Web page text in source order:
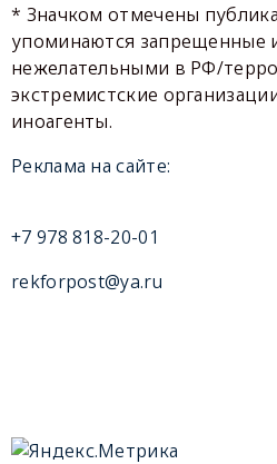
* Значком отмечены
упоминаются запрещенные
нежелательными в РФ/
экстремистские
иноагенты.
Реклама на сайте:
+7 978 818-20-01
rekforpost@ya.ru